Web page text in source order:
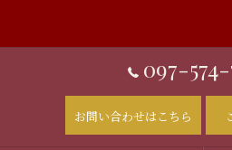
097-
お問い合わせはこちら